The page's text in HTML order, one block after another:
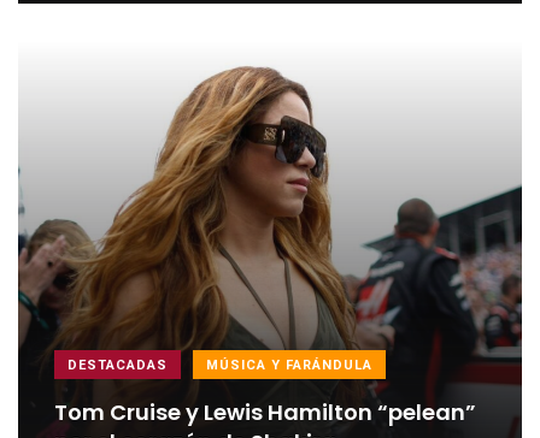
DESTACADAS MÚSICA Y FARÁNDULA
Tom Cruise y Lewis Hamilton “pelean”